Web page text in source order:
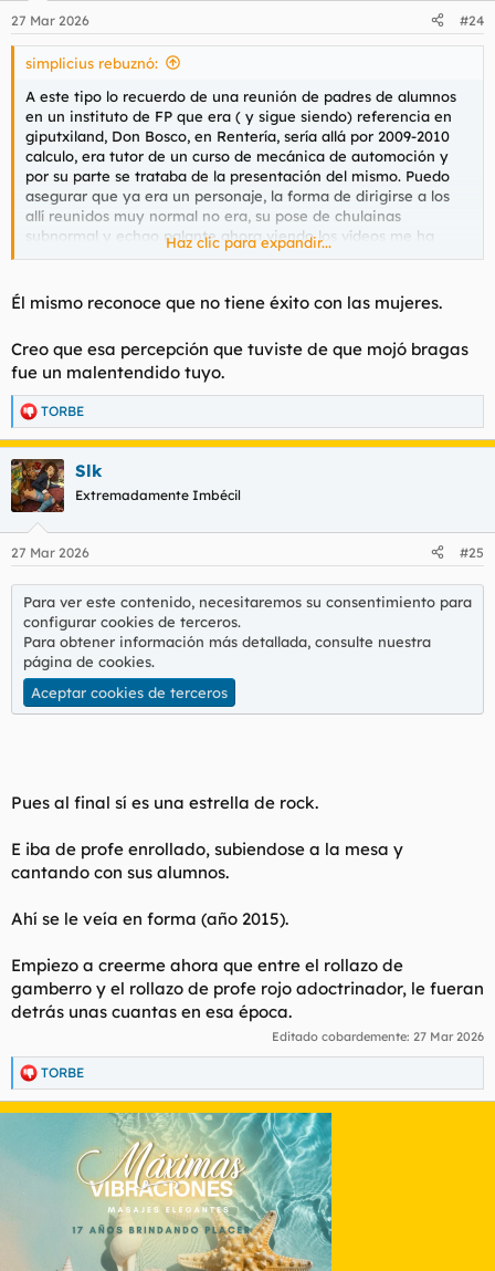
e
s
27 Mar 2026 #24
simplicius rebuznó:
A este tipo lo recuerdo de una reunión de padres de alumnos
en un instituto de FP que era ( y sigue siendo) referencia en
giputxiland, Don Bosco, en Rentería, sería allá por 2009-2010
calculo, era tutor de un curso de mecánica de automoción y
por su parte se trataba de la presentación del mismo. Puedo
asegurar que ya era un personaje, la forma de dirigirse a los
allí reunidos muy normal no era, su pose de chulainas
subnormal y echao palante ahora viendo los vídeos me ha
hecho recordar.
todas unas putas) gran sector del público femenino salió
encantada del evento y me temo que no pocas madres
pareció un perfecto botarate.
Y bueno, que tiene toda la pinta que va a poder ampliar
currículum ante nuevo alumnado estrenando la cárcel de
Zubieta. Ampliará currículum y de paso también el ojal, ahí
maestros que produndicen en la materia no le van a faltar.
Haz clic para expandir...
Él mismo reconoce que no tiene éxito con las mujeres.
Creo que esa percepción que tuviste de que mojó bragas
fue un malentendido tuyo.
R
e
a
c
c
i
e
TORBE
Slk
Extremadamente Imbécil
27 Mar 2026 #25
Para ver este contenido, necesitaremos su consentimiento para
configurar cookies de terceros.
Para obtener información más detallada, consulte nuestra
página de cookies.
Aceptar cookies de terceros
Pues al final sí es una estrella de rock.
E iba de profe enrollado, subiendose a la mesa y
cantando con sus alumnos.
Ahí se le veía en forma (año 2015).
Empiezo a creerme ahora que entre el rollazo de
gamberro y el rollazo de profe rojo adoctrinador, le fueran
detrás unas cuantas en esa época.
Editado cobardemente: 27 Mar 2026
R
e
a
TORBE